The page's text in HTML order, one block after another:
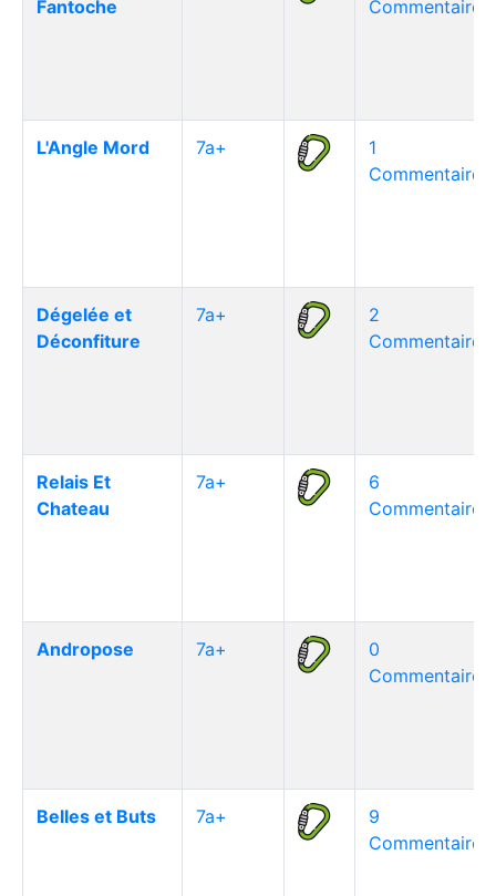
Fantoche
L'Angle Mord 7a+
1
Dégelée et
Déconfiture
7a+
2
Relais Et
Chateau
7a+
6
Andropose 7a+
0
Belles et Buts 7a+
9